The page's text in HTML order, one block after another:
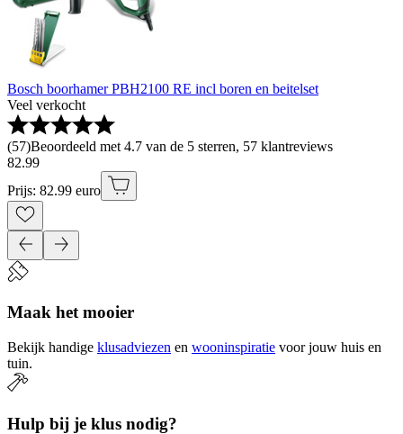
Bosch boorhamer PBH2100 RE incl boren en beitelset
Veel verkocht
(57)Beoordeeld met 4.7 van de 5 sterren, 57 klantreviews
82.99
Prijs: 82.99 euro
Maak het mooier
Bekijk handige klusadviezen en wooninspiratie voor jouw huis en
tuin.
Hulp bij je klus nodig?